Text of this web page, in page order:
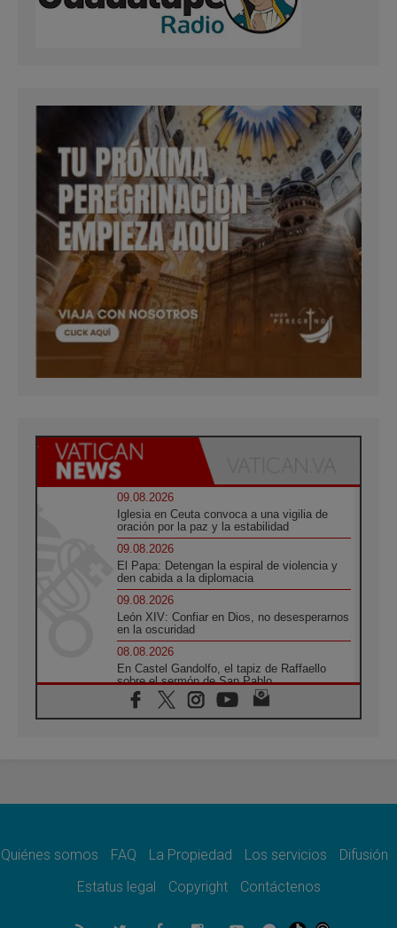
09.08.2026
Iglesia en Ceuta convoca a una vigilia de
oración por la paz y la estabilidad
09.08.2026
El Papa: Detengan la espiral de violencia y
den cabida a la diplomacia
09.08.2026
León XIV: Confiar en Dios, no desesperarnos
en la oscuridad
08.08.2026
En Castel Gandolfo, el tapiz de Raffaello
sobre el sermón de San Pablo
08.08.2026
En Colombia, «la paz no se compra con una
08.08.2026
08.08.2026
del Buen Consejo de Genazzano
Filipinas: el Vicariato Apostólico de Calapán
Quiénes somos FAQ La Propiedad Los servicios
Difusión
Estatus legal
Copyright Contáctenos